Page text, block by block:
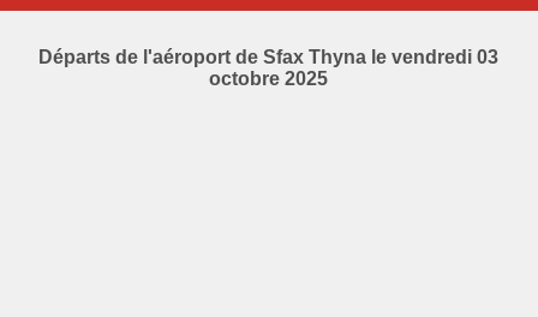
Départs de l'aéroport de Sfax Thyna le vendredi 03
octobre 2025